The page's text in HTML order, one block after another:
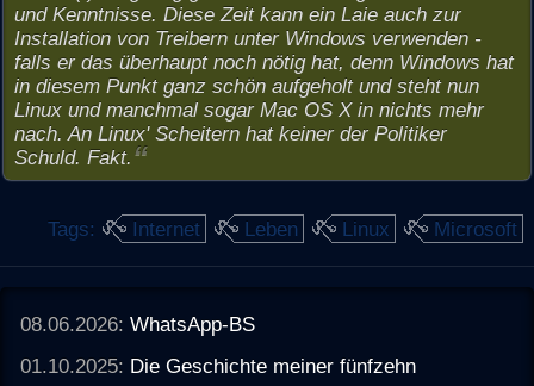
und Kenntnisse. Diese Zeit kann ein Laie auch zur
Installation von Treibern unter Windows verwenden -
falls er das überhaupt noch nötig hat, denn Windows hat
in diesem Punkt ganz schön aufgeholt und steht nun
Linux und manchmal sogar Mac OS X in nichts mehr
nach. An Linux' Scheitern hat keiner der Politiker
Schuld. Fakt.
Tags: Internet Leben Linux Microsoft
08.06.2026:WhatsApp-BS
01.10.2025: Die Geschichte meiner fünfzehn